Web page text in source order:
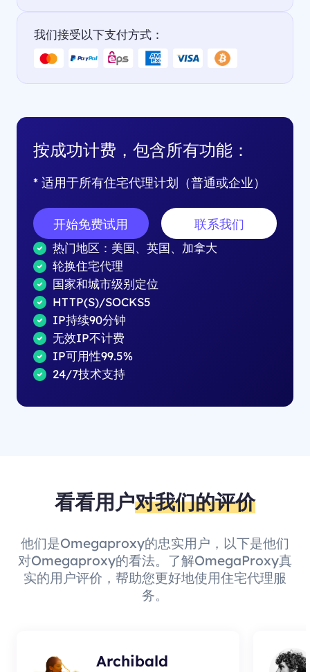
我们接受以下支付方式：
按成功计费，包含所有功能：
* 适用于所有住宅代理计划（普通或企业）
开始免费试用 联系我们
热门地区：美国、英国、加拿大
轮换住宅代理
国家和城市级别定位
HTTP(S)/SOCKS5
IP持续90分钟
无效IP不计费
IP可用性99.5%
24/7技术支持
看看用户对我们的评价
他们是Omegaproxy的忠实用户，以下是他们
对Omegaproxy的看法。了解OmegaProxy真
实的用户评价，帮助您更好地使用住宅代理服
务。
Archibald